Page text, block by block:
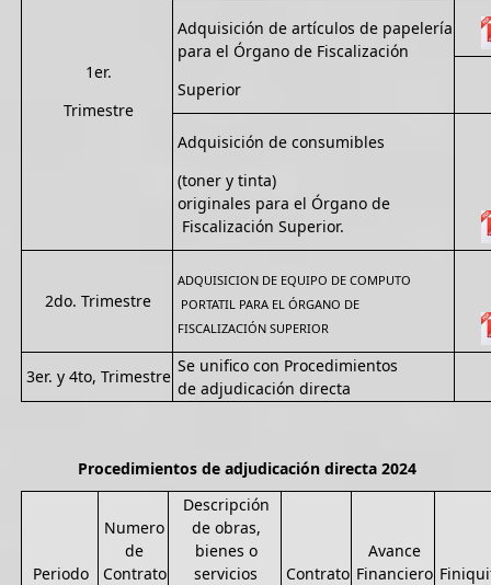
1er.
Trimestre
Adquisición de artículos de papelería
para el Órgano de Fiscalización
Superior
Adquisición de consumibles
(toner y tinta)
originales para el Órgano de
Fiscalización Superior.
2do. Trimestre
ADQUISICION DE EQUIPO DE COMPUTO
PORTATIL PARA EL ÓRGANO DE
FISCALIZACIÓN SUPERIOR
3er. y 4to, Trimestre
Se unifico con Procedimientos
de adjudicación directa
Procedimientos de adjudicación directa 2024
Periodo
Numero
de
Contrato
Descripción
de obras,
bienes o
servicios
Contrato
Avance
Financiero